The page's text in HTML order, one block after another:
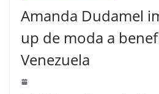
Amanda Dudamel
up de moda a
Venezuela